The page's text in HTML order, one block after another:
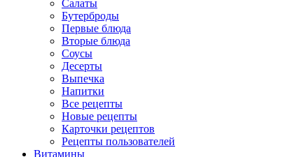
Салаты
Бутерброды
Первые блюда
Вторые блюда
Соусы
Десерты
Выпечка
Напитки
Все рецепты
Новые рецепты
Карточки рецептов
Рецепты пользователей
Витамины